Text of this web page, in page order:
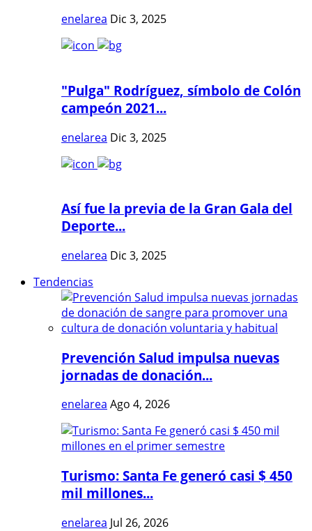
enelarea Dic 3, 2025
"Pulga" Rodríguez, símbolo de Colón
campeón 2021...
enelarea Dic 3, 2025
Así fue la previa de la Gran Gala del
Deporte...
enelarea Dic 3, 2025
Tendencias
Prevención Salud impulsa nuevas
jornadas de donación...
enelarea Ago 4, 2026
Turismo: Santa Fe generó casi $ 450
mil millones...
enelarea Jul 26, 2026